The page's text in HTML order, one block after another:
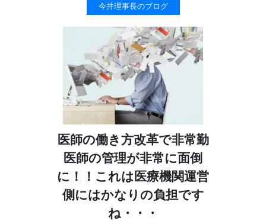
今井理事長のブログ
医師の働き方改革で非常勤
医師の管理が非常に面倒
に！！これは医療機関運営
側にはかなりの負担です
ね・・・